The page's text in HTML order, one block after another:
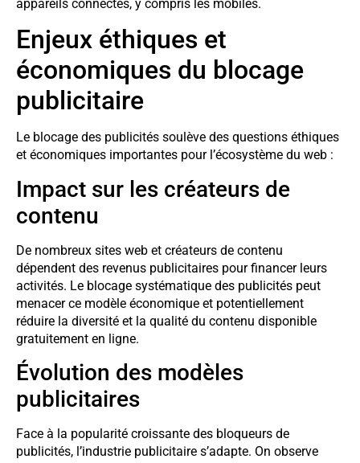
appareils connectés, y compris les mobiles.
Enjeux éthiques et
économiques du blocage
publicitaire
Le blocage des publicités soulève des questions éthiques
et économiques importantes pour l’écosystème du web :
Impact sur les créateurs de
contenu
De nombreux sites web et créateurs de contenu
dépendent des revenus publicitaires pour financer leurs
activités. Le blocage systématique des publicités peut
menacer ce modèle économique et potentiellement
réduire la diversité et la qualité du contenu disponible
gratuitement en ligne.
Évolution des modèles
publicitaires
Face à la popularité croissante des bloqueurs de
publicités, l’industrie publicitaire s’adapte. On observe